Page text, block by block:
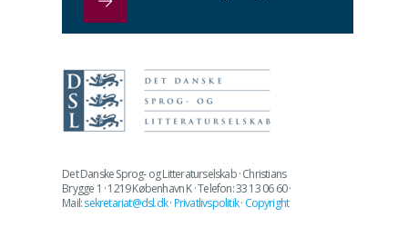
Det Danske Sprog- og Litteraturselskab · Christians
Brygge 1 · 1219 København K · Telefon: 33 13 06 60 ·
Mail:sekretariat@dsl.dk· Privatlivspolitik· Copyright